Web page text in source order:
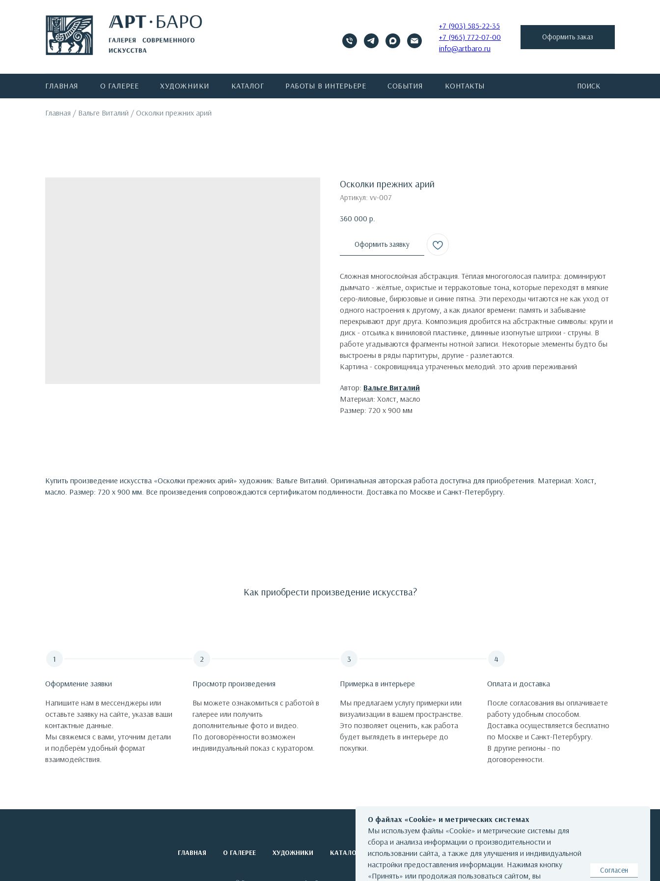
+7 (903) 585-22-35
+7 (965) 772-07-00
info@artbaro.ru
Оформить заказ
ПОИСК
ГЛАВНАЯ О ГАЛЕРЕЕ ХУДОЖНИКИ КАТАЛОГ РАБОТЫ В ИНТЕРЬЕРЕ СОБЫТИЯ КОНТАКТЫ
Главная / Вальге Виталий / Осколки прежних арий
Осколки прежних арий
Артикул: vv-007
360 000 р.
Оформить заявку
Сложная многослойная абстракция. Тёплая многоголосая палитра: доминируют
дымчато - жёлтые, охристые и терракотовые тона, которые переходят в мягкие
серо-лиловые, бирюзовые и синие пятна. Эти переходы читаются не как уход от
одного настроения к другому, а как диалог времени: память и забывание
перекрывают друг друга. Композиция дробится на абстрактные символы: круги и
диск - отсылка к виниловой пластинке, длинные изогнутые штрихи - струны. В
работе угадываются фрагменты нотной записи. Некоторые элементы будто бы
выстроены в ряды партитуры, другие - разлетаются.
Картина - сокровищница утраченных мелодий. это архив переживаний
Автор: Вальге Виталий
Материал: Холст, масло
Размер: 720 х 900 мм
Купить произведение искусства «Осколки прежних арий» художник: Вальге Виталий. Оригинальная авторская работа доступна для приобретения. Материал: Холст,
масло. Размер: 720 х 900 мм. Все произведения сопровождаются сертификатом подлинности. Доставка по Москве и Санкт-Петербургу.
Как приобрести произведение искусства?
Оформление заявки
Напишите нам в мессенджеры или
оставьте заявку на сайте, указав ваши
контактные данные.
Мы свяжемся с вами, уточним детали
и подберём удобный формат
взаимодействия.
Просмотр произведения
Вы можете ознакомиться с работой в
галерее или получить
дополнительные фото и видео.
По договорённости возможен
индивидуальный показ с куратором.
Примерка в интерьере
Мы предлагаем услугу примерки или
визуализации в вашем пространстве.
Это позволяет оценить, как работа
будет выглядеть в интерьере до
покупки.
Оплата и доставка
После согласования вы оплачиваете
работу удобным способом.
Доставка осуществляется бесплатно
по Москве и Санкт-Петербургу.
В другие регионы - по
договоренности.
ГЛАВНАЯ О ГАЛЕРЕЕ ХУДОЖНИКИ КАТАЛОГ РАБОТ СОБЫТИЯ КОНТАКТЫ
О файлах «Cookie» и метрических системах
Мы используем файлы «Cookie» и метрические системы для
сбора и анализа информации о производительности и
использовании сайта, а также для улучшения и индивидуальной
настройки предоставления информации. Нажимая кнопку
«Принять» или продолжая пользоваться сайтом, вы
Согласен